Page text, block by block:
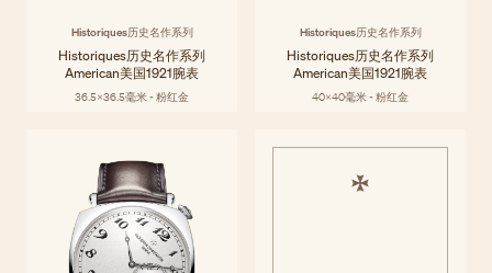
Historiques历史名作系列
Historiques历史名作系列
American美国1921腕表
36.5x36.5毫米 - 粉红金
Historiques历史名作系列
Historiques历史名作系列
American美国1921腕表
40x40毫米 - 粉红金